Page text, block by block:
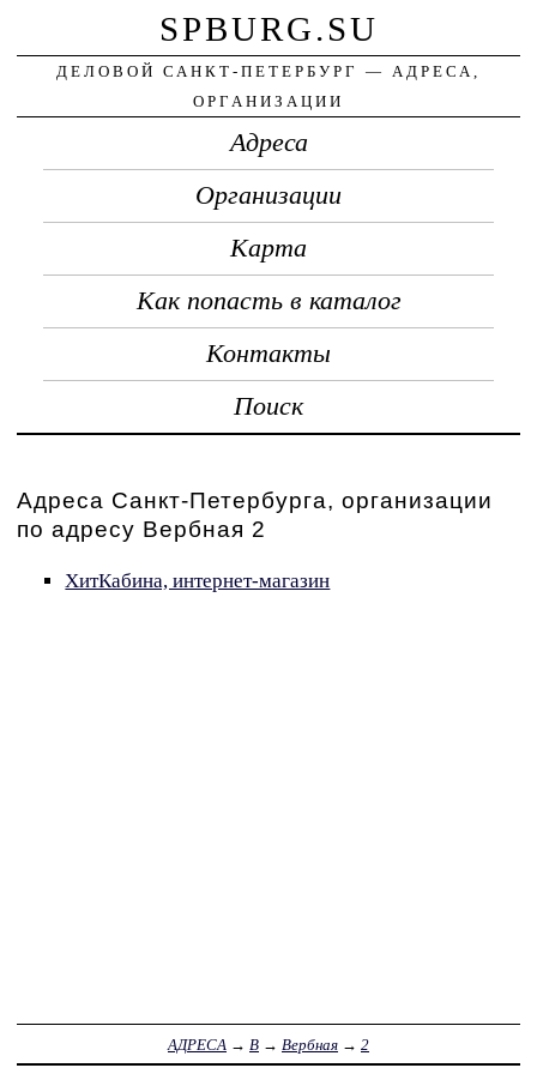
SPBURG.SU
ДЕЛОВОЙ САНКТ-ПЕТЕРБУРГ — АДРЕСА,
ОРГАНИЗАЦИИ
Адреса
Организации
Карта
Как попасть в каталог
Контакты
Поиск
Адреса Санкт-Петербурга, организации
по адресу Вербная 2
ХитКабина, интернет-магазин
АДРЕСА → В → Вербная → 2